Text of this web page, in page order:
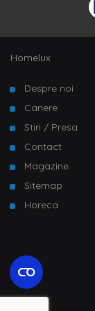
Homelux
Despre noi
Cariere
Stiri / Presa
Contact
Magazine
Sitemap
Horeca